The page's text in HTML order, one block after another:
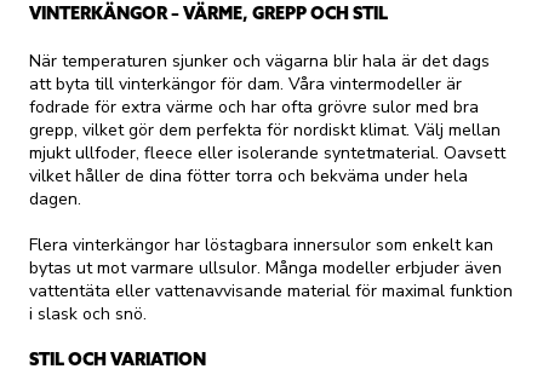
VINTERKÄNGOR – VÄRME, GREPP OCH STIL
När temperaturen sjunker och vägarna blir hala är det dags
att byta till vinterkängor för dam. Våra vintermodeller är
fodrade för extra värme och har ofta grövre sulor med bra
grepp, vilket gör dem perfekta för nordiskt klimat. Välj mellan
mjukt ullfoder, fleece eller isolerande syntetmaterial. Oavsett
vilket håller de dina fötter torra och bekväma under hela
dagen.
Flera vinterkängor har löstagbara innersulor som enkelt kan
bytas ut mot varmare ullsulor. Många modeller erbjuder även
vattentäta eller vattenavvisande material för maximal funktion
i slask och snö.
STIL OCH VARIATION